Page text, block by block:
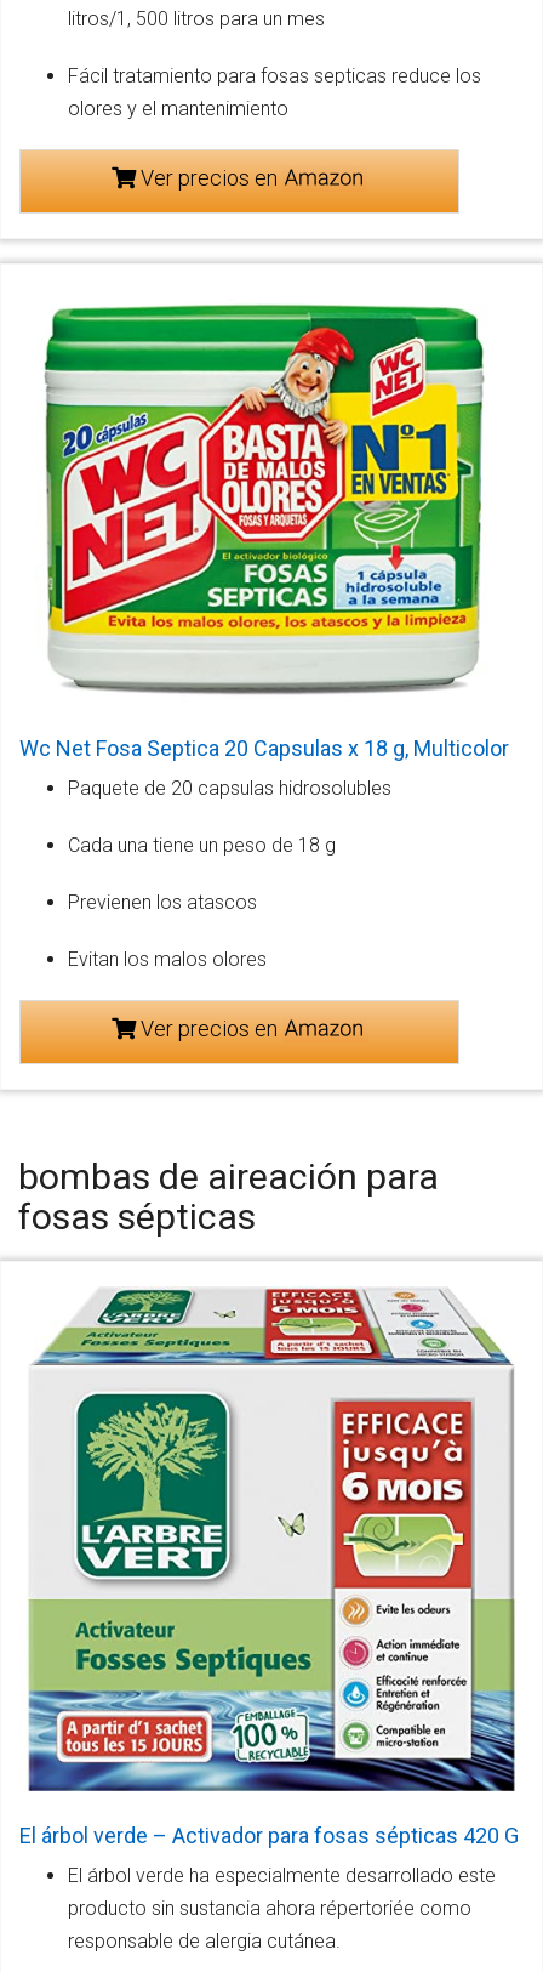
litros/1, 500 litros para un mes
Fácil tratamiento para fosas septicas reduce los
olores y el mantenimiento
Ver precios en
Wc Net Fosa Septica 20 Capsulas x 18 g, Multicolor
Paquete de 20 capsulas hidrosolubles
Cada una tiene un peso de 18 g
Previenen los atascos
Evitan los malos olores
Ver precios en
bombas de aireación para
fosas sépticas
El árbol verde – Activador para fosas sépticas 420 G
El árbol verde ha especialmente desarrollado este
producto sin sustancia ahora répertoriée como
responsable de alergia cutánea.